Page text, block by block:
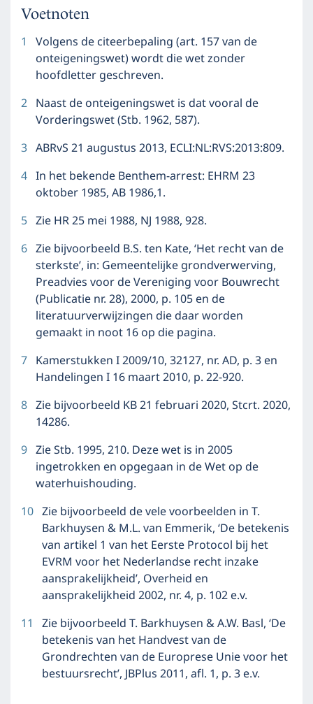
Voetnoten
1 Volgens de citeerbepaling (art. 157 van de
onteigeningswet) wordt die wet zonder
hoofdletter geschreven.
2 Naast de onteigeningswet is dat vooral de
Vorderingswet (Stb. 1962, 587).
3 ABRvS 21 augustus 2013, ECLI:NL:RVS:2013:809.
4 In het bekende Benthem-arrest: EHRM 23
oktober 1985, AB 1986,1.
5 Zie HR 25 mei 1988, NJ 1988, 928.
6 Zie bijvoorbeeld B.S. ten Kate, ‘Het recht van de
sterkste’, in: Gemeentelijke grondverwerving,
Preadvies voor de Vereniging voor Bouwrecht
(Publicatie nr. 28), 2000, p. 105 en de
literatuurverwijzingen die daar worden
gemaakt in noot 16 op die pagina.
7 Kamerstukken I 2009/10, 32127, nr. AD, p. 3 en
Handelingen I 16 maart 2010, p. 22-920.
8 Zie bijvoorbeeld KB 21 februari 2020, Stcrt. 2020,
14286.
9 Zie Stb. 1995, 210. Deze wet is in 2005
ingetrokken en opgegaan in de Wet op de
waterhuishouding.
10 Zie bijvoorbeeld de vele voorbeelden in T.
Barkhuysen & M.L. van Emmerik, ‘De betekenis
van artikel 1 van het Eerste Protocol bij het
EVRM voor het Nederlandse recht inzake
aansprakelijkheid’, Overheid en
aansprakelijkheid 2002, nr. 4, p. 102 e.v.
11 Zie bijvoorbeeld T. Barkhuysen & A.W. Basl, ‘De
betekenis van het Handvest van de
Grondrechten van de Europrese Unie voor het
bestuursrecht’, JBPlus 2011, afl. 1, p. 3 e.v.